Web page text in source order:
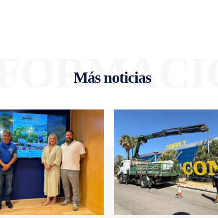
Más noticias